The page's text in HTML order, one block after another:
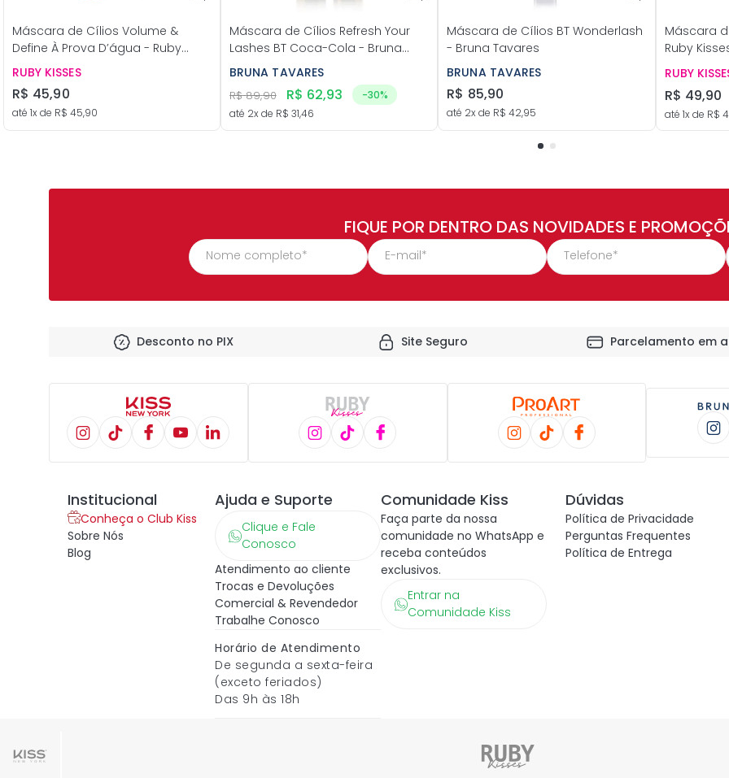
Máscara de Cílios Volume &
Define À Prova D’água - Ruby
Kisses
RUBY KISSES
R$ 45,90
até 1x de R$ 45,90
Máscara de Cílios Refresh Your
Lashes BT Coca-Cola - Bruna
Tavares
BRUNA TAVARES
R$ 89,90 R$ 62,93 -30%
até 2x de R$ 31,46
Máscara de Cílios BT Wonderlash
- Bruna Tavares
BRUNA TAVARES
R$ 85,90
até 2x de R$ 42,95
Máscara
Ruby
RUBY
R$ 49,90
até 1x de R$
FIQUE POR DENTRO DAS NOVIDADES E
Desconto no PIX Site Seguro Parcelamento em
Institucional
Conheça o Club Kiss
Sobre Nós
Blog
Ajuda e Suporte
Clique e Fale
Conosco
Atendimento ao cliente
Trocas e Devoluções
Comercial & Revendedor
Trabalhe Conosco
Horário de Atendimento
De segunda a sexta-feira
(exceto feriados)
Das 9h às 18h
Comunidade Kiss
Faça parte da nossa
comunidade no WhatsApp e
receba conteúdos
exclusivos.
Entrar na
Comunidade Kiss
Dúvidas
Política de Privacidade
Perguntas Frequentes
Política de Entrega